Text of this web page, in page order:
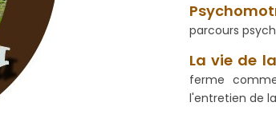
parcours
La vie de
ferme
l'entretien de